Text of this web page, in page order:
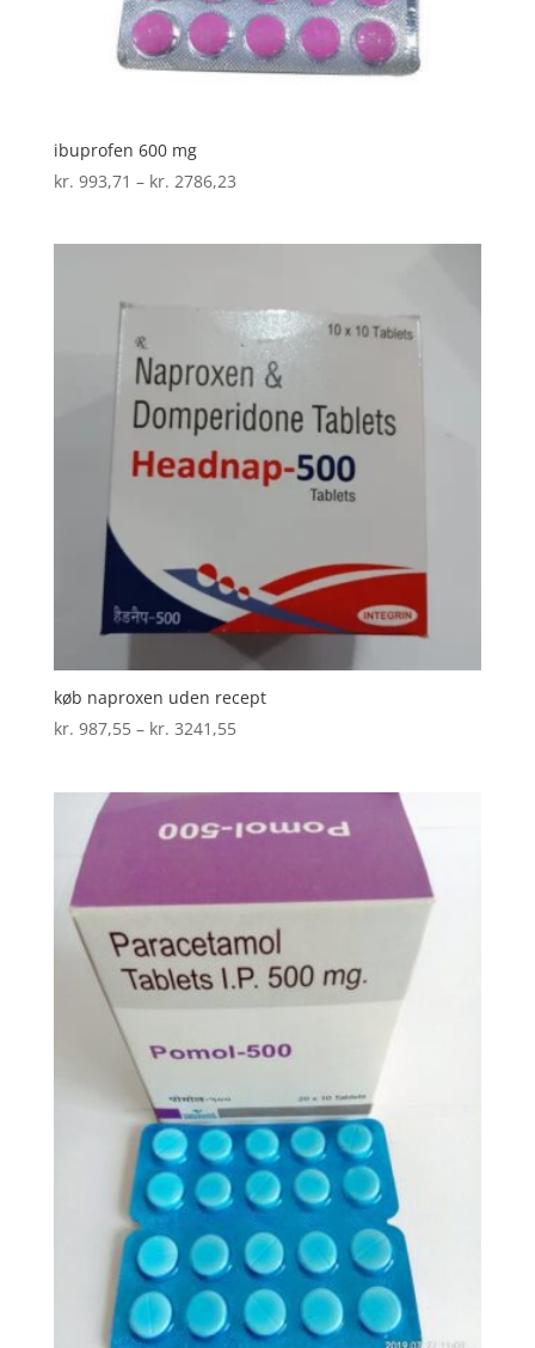
ibuprofen 600 mg
kr. 993,71 – kr. 2786,23Prisinterval:
køb naproxen uden recept
kr. 987,55 – kr. 3241,55Prisinterval: